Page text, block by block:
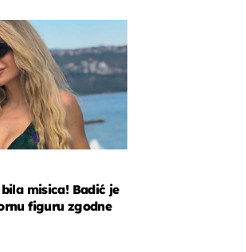
misica! Badić je
figuru zgodne